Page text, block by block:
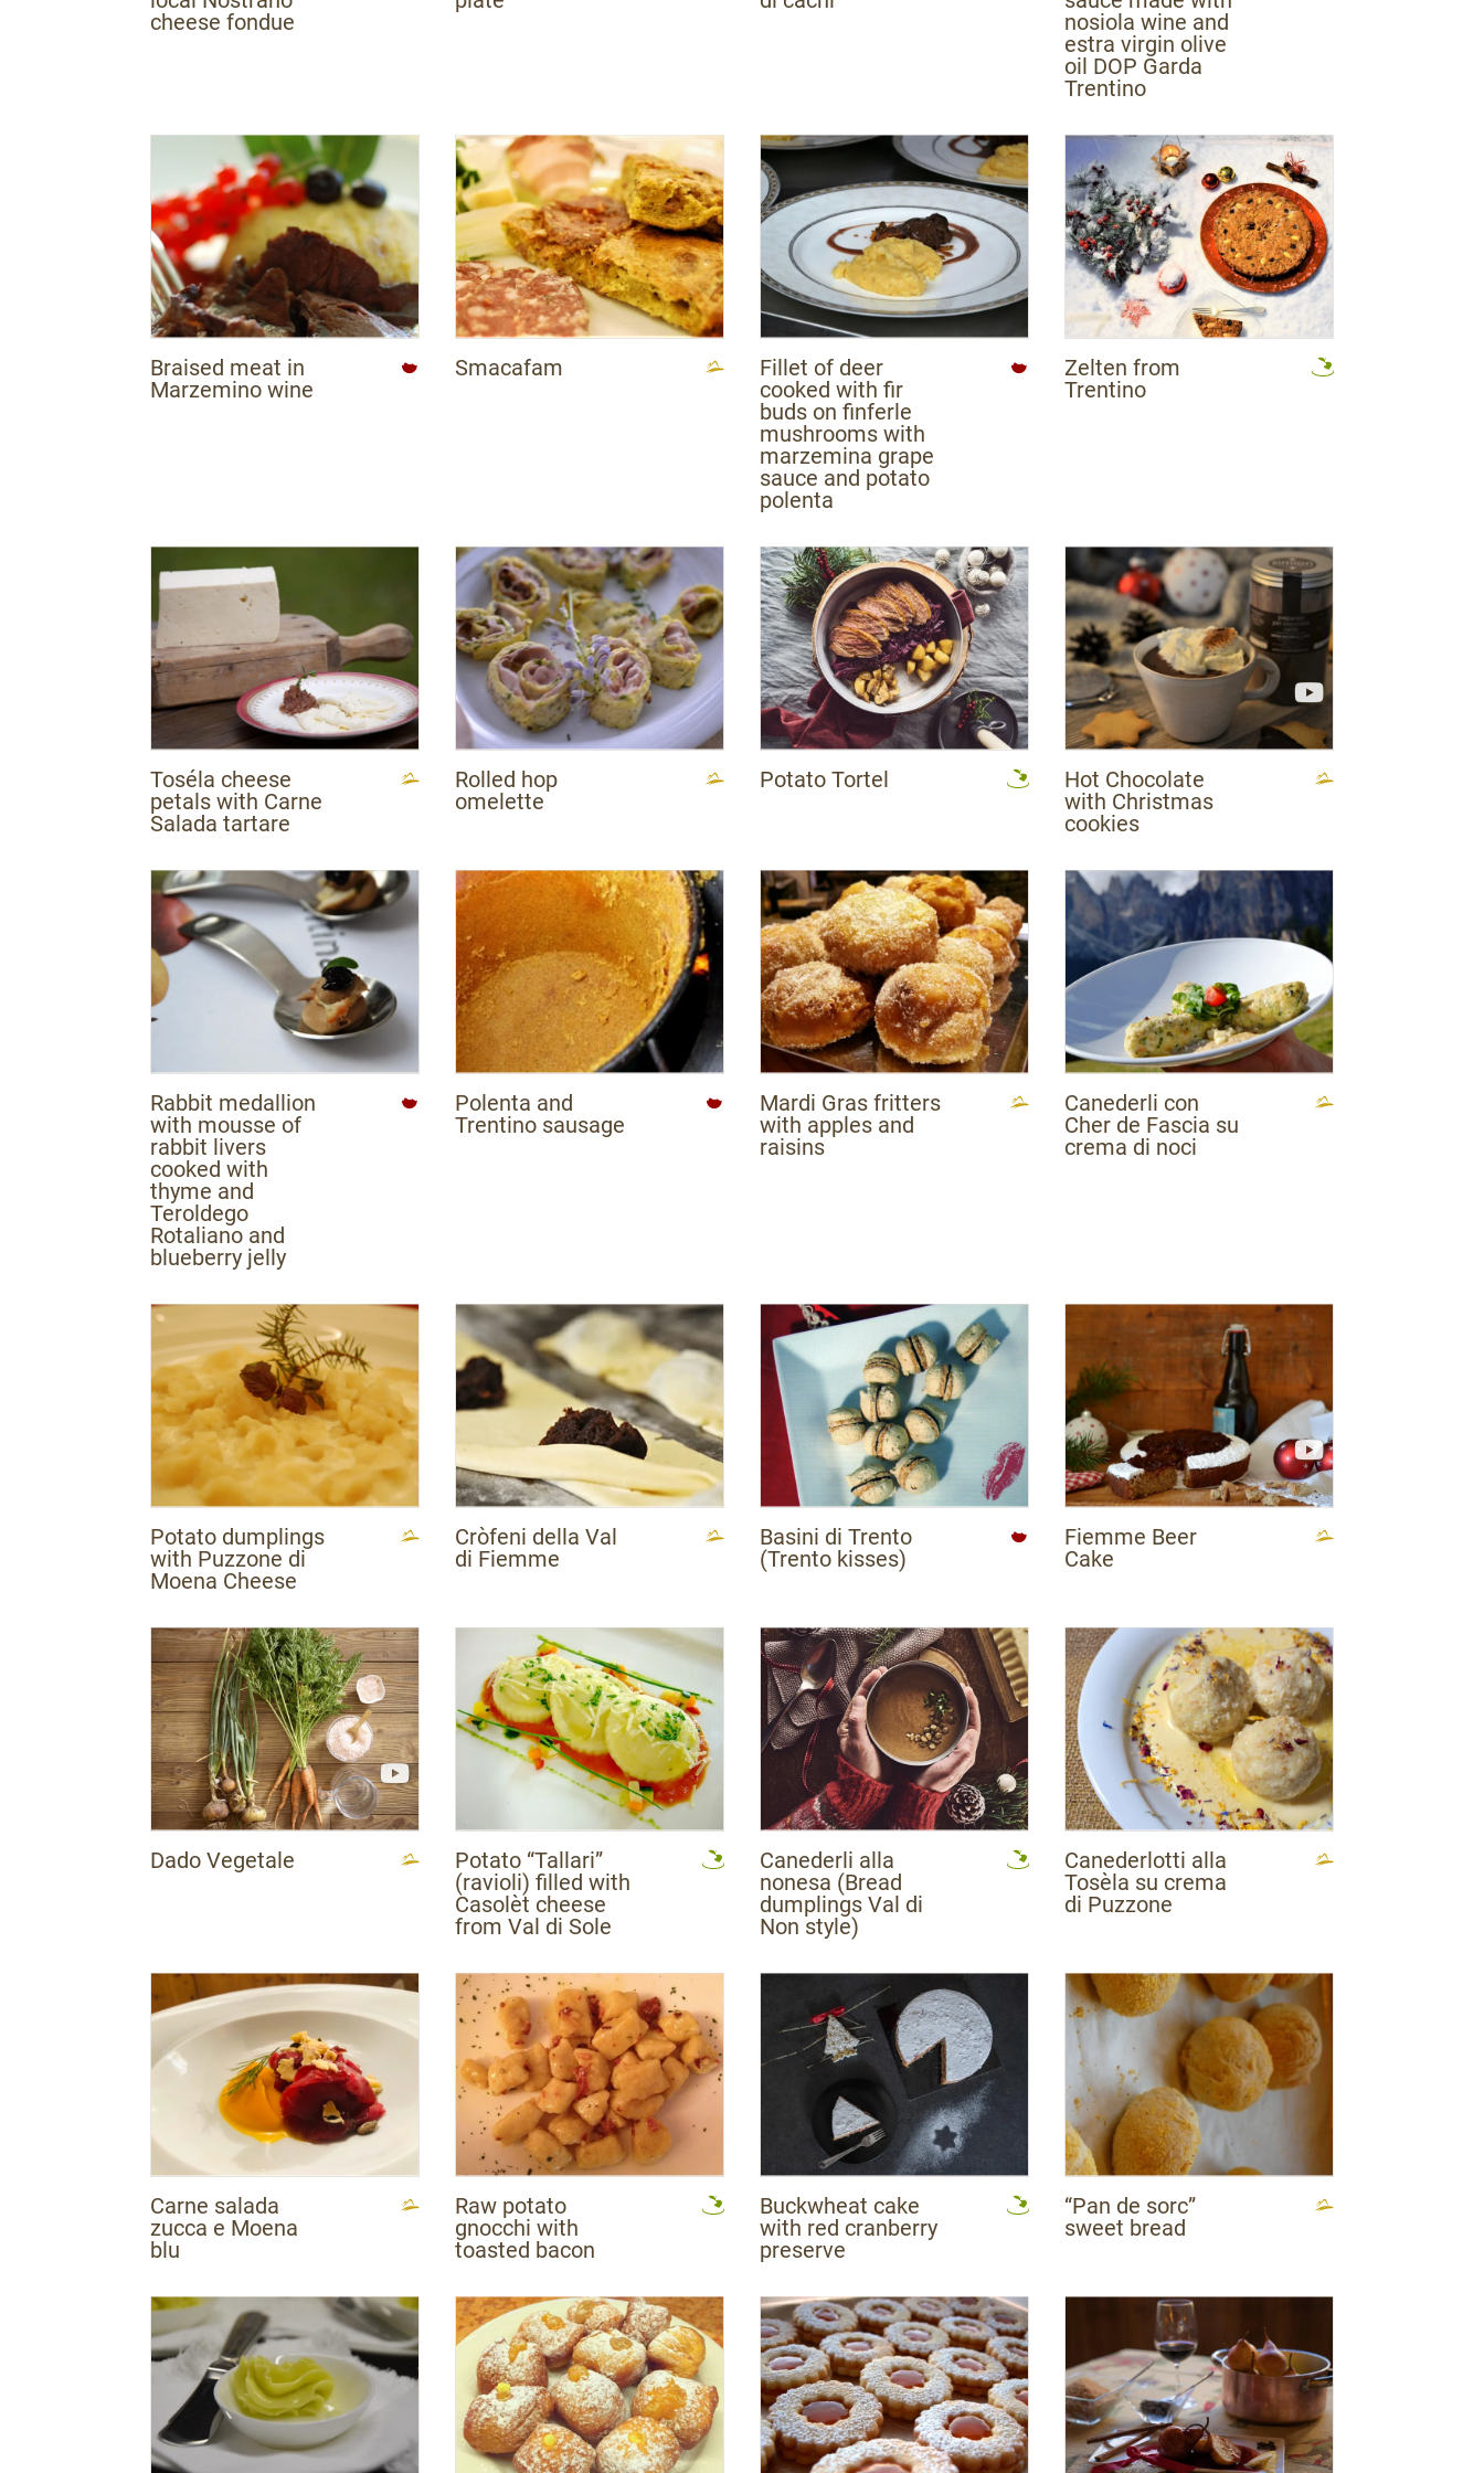
Azienda per il Turismo di Rovereto e Vallagarina
cheese fondue
nosiola wine and
estra virgin olive
oil DOP Garda
Trentino
Braised meat in
Marzemino wine
Smacafam
Fillet of deer
cooked with fir
buds on finferle
mushrooms with
marzemina grape
sauce and potato
polenta
Zelten from
Trentino
Toséla cheese
petals with Carne
Salada tartare
Rolled hop
omelette
Potato Tortel
Hot Chocolate
with Christmas
cookies
Rabbit medallion
with mousse of
rabbit livers
cooked with
thyme and
Teroldego
Rotaliano and
blueberry jelly
Polenta and
Trentino sausage
Mardi Gras fritters
with apples and
raisins
Canederli con
Cher de Fascia su
crema di noci
Potato dumplings
with Puzzone di
Moena Cheese
Cròfeni della Val
di Fiemme
Basini di Trento
(Trento kisses)
Fiemme Beer
Cake
Dado Vegetale
Potato “Tallari”
(ravioli) filled with
Casolèt cheese
from Val di Sole
Canederli alla
nonesa (Bread
dumplings Val di
Non style)
Canederlotti alla
Tosèla su crema
di Puzzone
Carne salada
zucca e Moena
blu
Raw potato
gnocchi with
toasted bacon
Buckwheat cake
with red cranberry
preserve
“Pan de sorc”
sweet bread